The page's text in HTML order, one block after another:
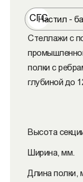
СГСНастил -
Стеллажи с
полки с
глубиной до
Высота
Ширина, мм.
Длина полки,